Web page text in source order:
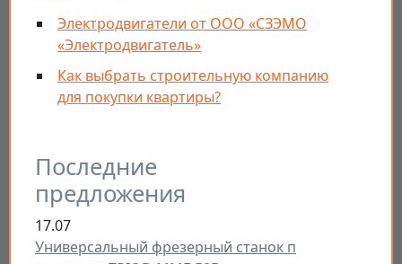
Последние
предложения
17.07
Универсальный фрезерный станок п
Электродвигатели от ООО «СЗЭМО
«Электродвигатель»
Как выбрать строительную компанию
для покупки квартиры?